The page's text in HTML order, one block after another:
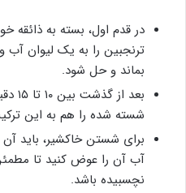
در قدم اول، بسته به ذائقه
ترنجبین را به یک لیوان آب
بماند و حل شود.
بعد
شسته شده را هم به این
برای شستن خاکشیر، باید
آب آن را عوض کنید تا
نچسبیده باشد.